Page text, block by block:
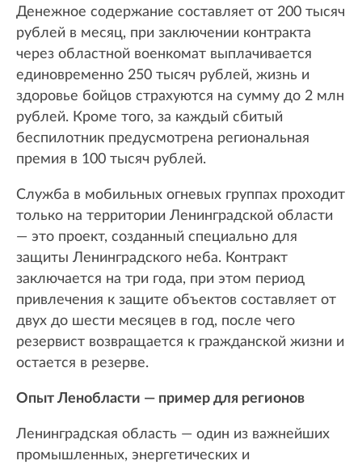
Денежное содержание составляет от 200 тысяч
рублей в месяц, при заключении контракта
через областной военкомат выплачивается
единовременно 250 тысяч рублей, жизнь и
здоровье бойцов страхуются на сумму до 2 млн
рублей. Кроме того, за каждый сбитый
беспилотник предусмотрена региональная
премия в 100 тысяч рублей.
Служба в мобильных огневых группах проходит
только на территории Ленинградской области
— это проект, созданный специально для
защиты Ленинградского неба. Контракт
заключается на три года, при этом период
привлечения к защите объектов составляет от
двух до шести месяцев в год, после чего
резервист возвращается к гражданской жизни и
остается в резерве.
Опыт Ленобласти — пример для регионов
Ленинградская область — один из важнейших
промышленных, энергетических и